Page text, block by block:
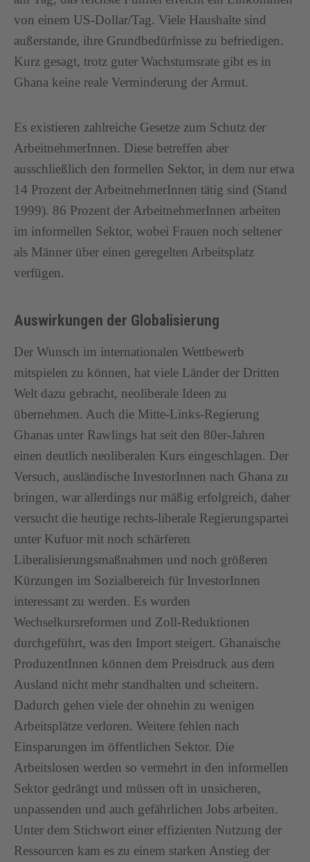
von einem US-Dollar/Tag. Viele Haushalte sind
außerstande, ihre Grundbedürfnisse zu befriedigen.
Kurz gesagt, trotz guter Wachstumsrate gibt es in
Ghana keine reale Verminderung der Armut.
Es existieren zahlreiche Gesetze zum Schutz der
ArbeitnehmerInnen. Diese betreffen aber
ausschließlich den formellen Sektor, in dem nur etwa
14 Prozent der ArbeitnehmerInnen tätig sind (Stand
1999). 86 Prozent der ArbeitnehmerInnen arbeiten
im informellen Sektor, wobei Frauen noch seltener
als Männer über einen geregelten Arbeitsplatz
verfügen.
Auswirkungen der Globalisierung
Der Wunsch im internationalen Wettbewerb
mitspielen zu können, hat viele Länder der Dritten
Welt dazu gebracht, neoliberale Ideen zu
übernehmen. Auch die Mitte-Links-Regierung
Ghanas unter Rawlings hat seit den 80er-Jahren
einen deutlich neoliberalen Kurs eingeschlagen. Der
Versuch, ausländische InvestorInnen nach Ghana zu
bringen, war allerdings nur mäßig erfolgreich, daher
versucht die heutige rechts-liberale Regierungspartei
unter Kufuor mit noch schärferen
Liberalisierungsmaßnahmen und noch größeren
Kürzungen im Sozialbereich für InvestorInnen
interessant zu werden. Es wurden
Wechselkursreformen und Zoll-Reduktionen
durchgeführt, was den Import steigert. Ghanaische
ProduzentInnen können dem Preisdruck aus dem
Ausland nicht mehr standhalten und scheitern.
Dadurch gehen viele der ohnehin zu wenigen
Arbeitsplätze verloren. Weitere fehlen nach
Einsparungen im öffentlichen Sektor. Die
Arbeitslosen werden so vermehrt in den informellen
Sektor gedrängt und müssen oft in unsicheren,
unpassenden und auch gefährlichen Jobs arbeiten.
Unter dem Stichwort einer effizienten Nutzung der
Ressourcen kam es zu einem starken Anstieg der